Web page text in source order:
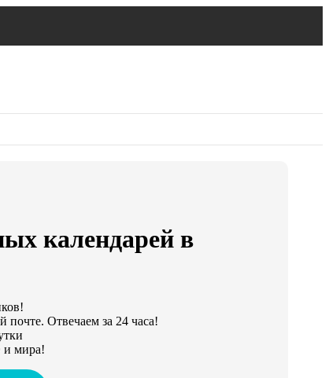
календарей в
почте. Отвечаем за 24 часа!
и мира!